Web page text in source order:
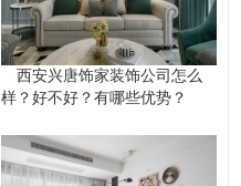
西安兴唐饰家装饰公司怎么
样？好不好？有哪些优势？